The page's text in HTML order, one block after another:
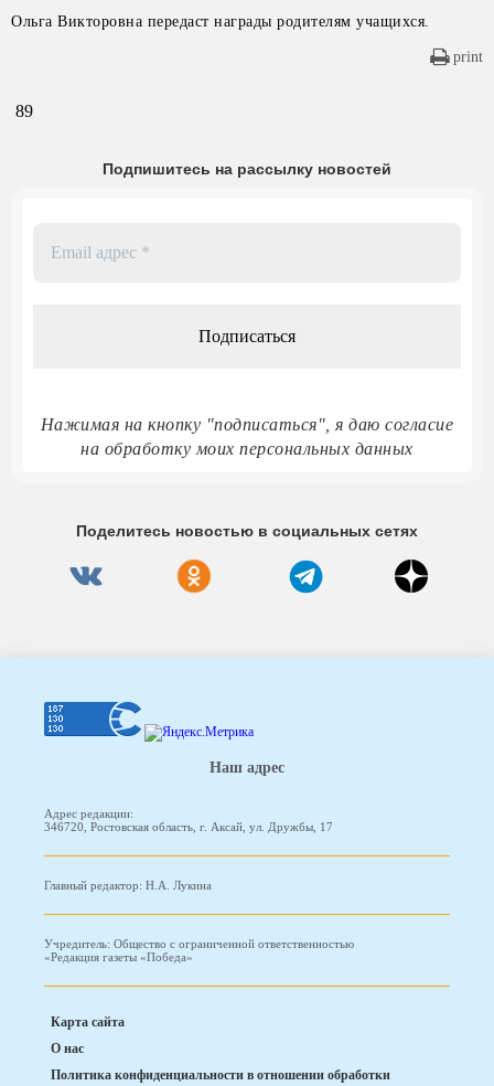
Ольга Викторовна передаст награды родителям учащихся.
print
89
Подпишитесь на рассылку новостей
Нажимая на кнопку "подписаться", я даю согласие
на обработку моих персональных данных
Поделитесь новостью в социальных сетях
Наш адрес
Адрес редакции:
346720, Ростовская область, г. Аксай, ул. Дружбы, 17
Главный редактор: Н.А. Лукина
Учредитель: Общество с ограниченной ответственностью
«Редакция газеты «Победа»
Карта сайта
О нас
Политика конфиденциальности в отношении обработки